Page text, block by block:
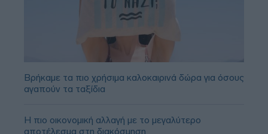
Βρήκαμε τα πιο χρήσιμα καλοκαιρινά δώρα για όσους
αγαπούν τα ταξίδια
Η πιο οικονομική αλλαγή με το μεγαλύτερο
αποτέλεσμα στη διακόσμηση